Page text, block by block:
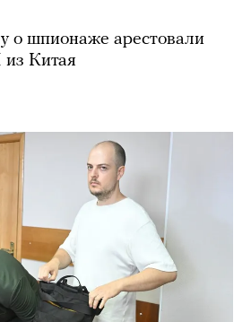
о шпионаже арестовали
Китая